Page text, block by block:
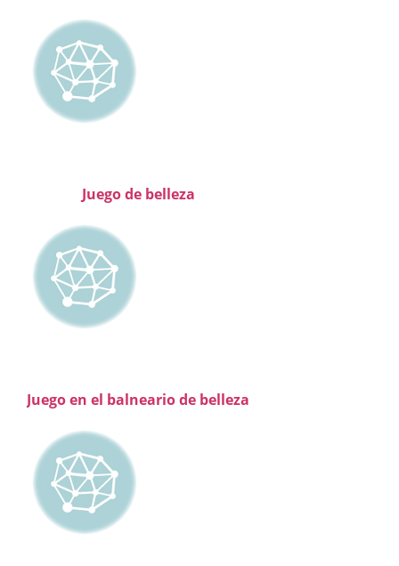
Juego de belleza
Juego en el balneario de belleza